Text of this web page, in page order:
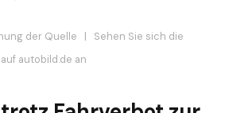
der Quelle | Sehen Sie sich die
autobild.de an